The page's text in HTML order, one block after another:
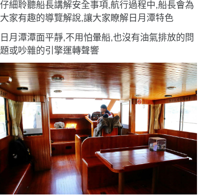
仔細聆聽船長講解安全事項,航行過程中,船長會為
大家有趣的導覽解說,讓大家瞭解日月潭特色
日月潭潭面平靜,不用怕暈船,也沒有油氣排放的問
題或吵雜的引擎運轉聲響